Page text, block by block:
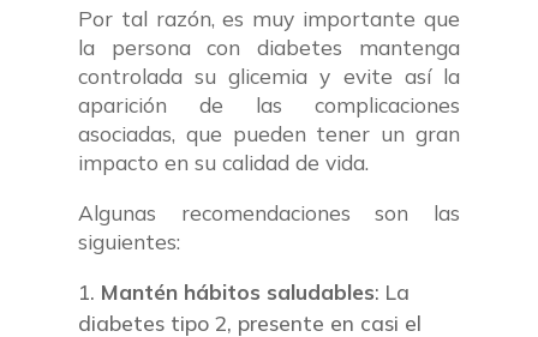
Por tal razón, es muy importante que
la persona con diabetes mantenga
controlada su glicemia y evite así la
aparición de las complicaciones
asociadas, que pueden tener un gran
impacto en su calidad de vida.
Algunas recomendaciones son las
siguientes:
Mantén hábitos saludables: La
diabetes tipo 2, presente en casi el